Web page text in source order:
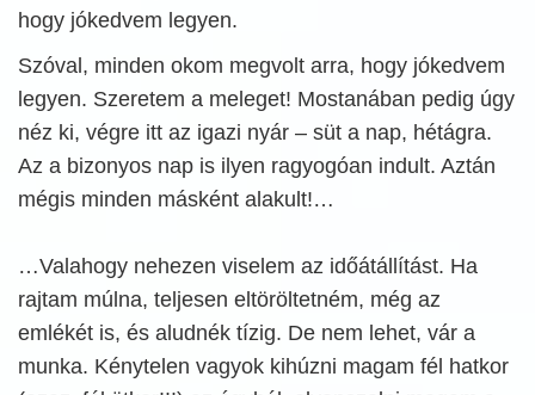
hogy jókedvem legyen.
Szóval, minden okom megvolt arra, hogy jókedvem
legyen. Szeretem a meleget! Mostanában pedig úgy
néz ki, végre itt az igazi nyár – süt a nap, hétágra.
Az a bizonyos nap is ilyen ragyogóan indult. Aztán
mégis minden másként alakult!…
…Valahogy nehezen viselem az időátállítást. Ha
rajtam múlna, teljesen eltöröltetném, még az
emlékét is, és aludnék tízig. De nem lehet, vár a
munka. Kénytelen vagyok kihúzni magam fél hatkor